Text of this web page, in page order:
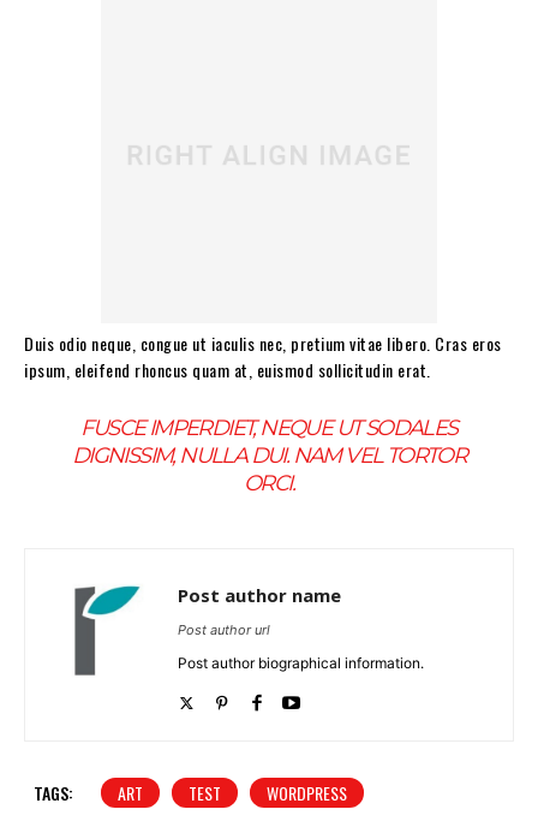
Duis odio neque, congue ut iaculis nec, pretium vitae libero. Cras eros
ipsum, eleifend rhoncus quam at, euismod sollicitudin erat.
FUSCE IMPERDIET, NEQUE UT SODALES
DIGNISSIM, NULLA DUI. NAM VEL TORTOR
ORCI.
Post author name
Post author url
Post author biographical information.
TAGS: ART TEST WORDPRESS